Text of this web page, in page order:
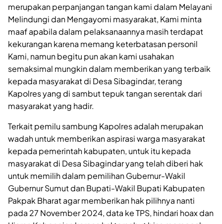
merupakan perpanjangan tangan kami dalam Melayani
Melindungi dan Mengayomi masyarakat, Kami minta
maaf apabila dalam pelaksanaannya masih terdapat
kekurangan karena memang keterbatasan personil
Kami, namun begitu pun akan kami usahakan
semaksimal mungkin dalam memberikan yang terbaik
kepada masyarakat di Desa Sibagindar, terang
Kapolres yang di sambut tepuk tangan serentak dari
masyarakat yang hadir.
Terkait pemilu sambung Kapolres adalah merupakan
wadah untuk memberikan aspirasi warga masyarakat
kepada pemerintah kabupaten, untuk itu kepada
masyarakat di Desa Sibagindar yang telah diberi hak
untuk memilih dalam pemilihan Gubernur-Wakil
Gubernur Sumut dan Bupati-Wakil Bupati Kabupaten
Pakpak Bharat agar memberikan hak pilihnya nanti
pada 27 November 2024, data ke TPS, hindari hoax dan